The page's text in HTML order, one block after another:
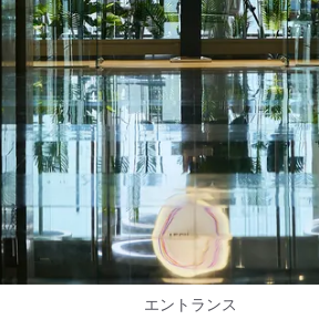
エントランス